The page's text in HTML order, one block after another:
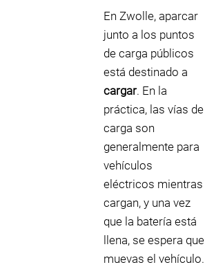
En Zwolle, aparcar
junto a los puntos
de carga públicos
está destinado a
cargar. En la
práctica, las vías de
carga son
generalmente para
vehículos
eléctricos mientras
cargan, y una vez
que la batería está
llena, se espera que
muevas el vehículo.